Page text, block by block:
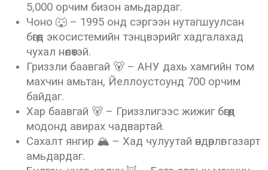
5,000 орчим бизон амьдардаг.
Чоно 🐺 – 1995 онд сэргээн нутагшуулсан
бөгөөд экосистемийн тэнцвэрийг хадгалахад
чухал нөлөөтэй.
Гриззли баавгай 🐻 – АНУ дахь хамгийн том
махчин амьтан, Йеллоустоунд 700 орчим
байдаг.
Хар баавгай 🐻 – Гриззлигээс жижиг бөгөөд
модонд авирах чадвартай.
Сахалт янгир 🏔 – Хад чулуутай өндөрлөг газарт
амьдардаг.